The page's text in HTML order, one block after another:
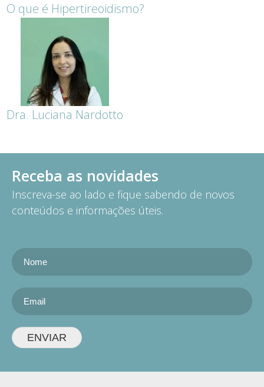
O que é Hipertireoidismo?
Dra. Luciana Nardotto
Receba as novidades
Inscreva-se ao lado e fique sabendo de novos
conteúdos e informações úteis.
ENVIAR